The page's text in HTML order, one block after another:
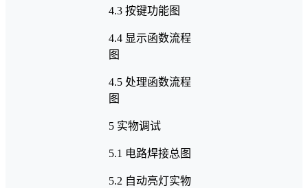
4.3 按键功能图
4.4 显示函数流程
图
4.5 处理函数流程
图
5 实物调试
5.1 电路焊接总图
5.2 自动亮灯实物